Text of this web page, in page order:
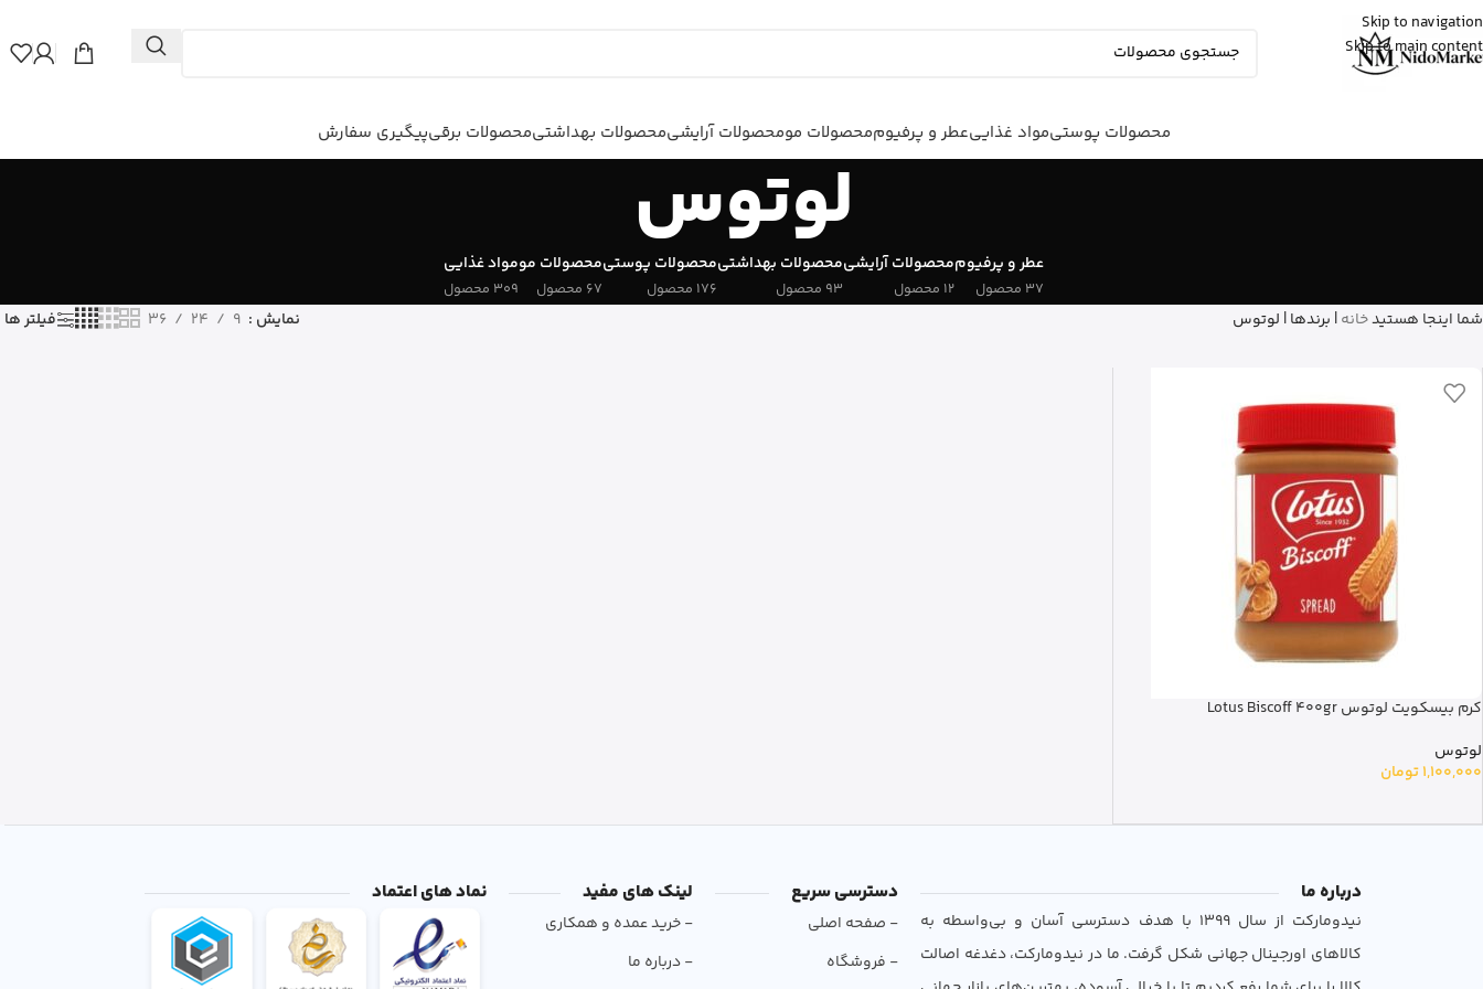
Skip to navigation
Skip to main content
محصولات پوستیمواد غذاییعطر و پرفیوممحصولات مومحصولات آرایشیمحصولات بهداشتیمحصولات برقیپیگیری سفارش
لوتوس
عطر و پرفیوم
37 محصول
محصولات آرایشی
12 محصول
محصولات بهداشتی
93 محصول
محصولات پوستی
176 محصول
محصولات مو
67 محصول
مواد غذایی
309 محصول
شما اینجا هستیدخانه| برندها| لوتوس نمایش 9
24
36 فیلتر ها
کرم بیسکویت لوتوس Lotus Biscoff 400gr
لوتوس
1,100,000تومان
درباره ما
نیدومارکت از سال 1399 با هدف دسترسی آسان و بی‌واسطه به
کالاهای اورجینال جهانی شکل گرفت. ما در نیدومارکت، دغدغه اصالت
دسترسی سریع
- صفحه اصلی
- فروشگاه
لینک های مفید
- خرید عمده و همکاری
- درباره ما
نماد های اعتماد
زهرااز گرگان
کپسول پریورین بایر آلمان رو خرید کرد